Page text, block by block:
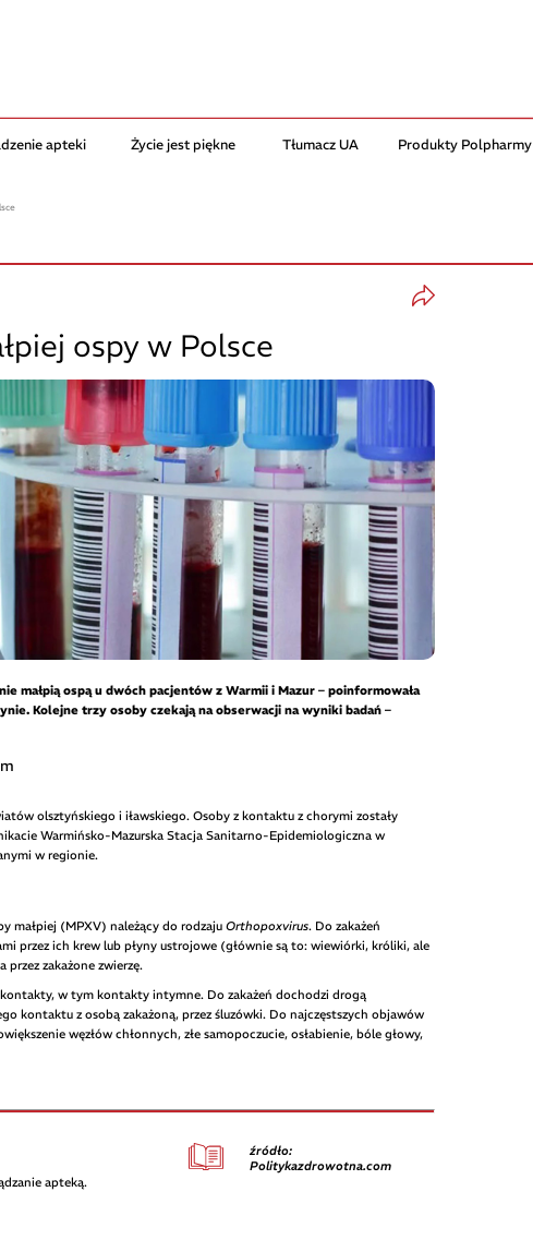
apteki Życie jest piękne Tłumacz UA Produkty Polpharmy
ospy w Polsce
małpią ospą u dwóch pacjentów z Warmii i Mazur – poinformowała
Kolejne trzy osoby czekają na obserwacji na wyniki badań –
olsztyńskiego i iławskiego. Osoby z kontaktu z chorymi zostały
Warmińsko-Mazurska Stacja Sanitarno-Epidemiologiczna w
w regionie.
małpiej (MPXV) należący do rodzaju Orthopoxvirus. Do zakażeń
przez ich krew lub płyny ustrojowe (głównie są to: wiewiórki, króliki, ale
przez zakażone zwierzę.
kontakty, w tym kontakty intymne. Do zakażeń dochodzi drogą
kontaktu z osobą zakażoną, przez śluzówki. Do najczęstszych objawów
węzłów chłonnych, złe samopoczucie, osłabienie, bóle głowy,
apteką.
źródło:
Politykazdrowotna.com